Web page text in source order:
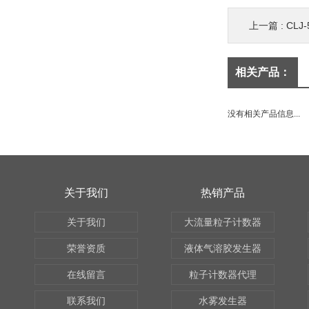
上一篇 : CLJ-
相关产品：
没有相关产品信息...
关于我们
关于我们
荣誉资质
在线留言
联系我们
热销产品
大流量粒子计数器
液体气溶胶发生器
粒子计数器代理
水雾发生器